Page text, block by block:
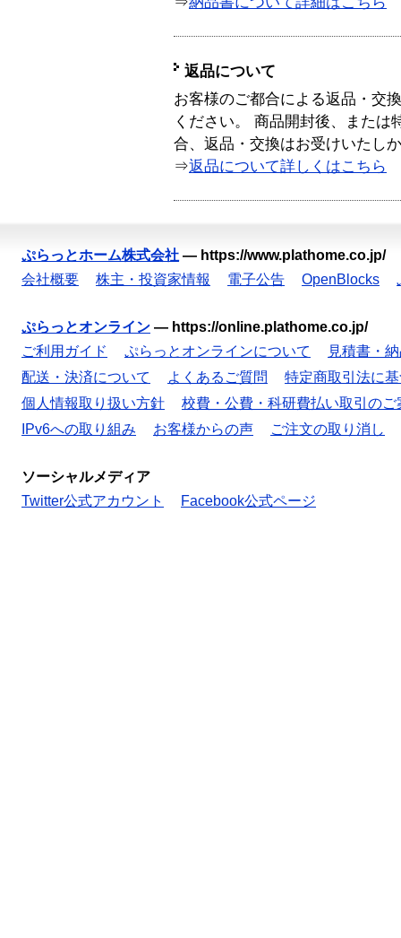
返品について
お客様のご都合による返品・交
ください。 商品開封後、または
合、返品・交換はお受けいたし
⇒返品について詳しくはこちら
ぷらっとホーム株式会社 — https://www.plathome.co.jp/
会社概要
株主・投資家情報 電子公告 OpenBlocks
ぷらっとオンライン — https://online.plathome.co.jp/
ご利用ガイド
ぷらっとオンラインについて
見積書・
配送・決済について
よくあるご質問
特定商取引法に
個人情報取り扱い方針
校費・公費・科研費払い取引のご
IPv6への取り組み
お客様からの声 ご注文の取り消し
ソーシャルメディア
Twitter公式アカウント
Facebook公式ページ